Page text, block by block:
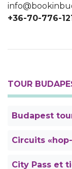
+36-70-776-
TOUR
Budapest
Circuits
City Pass et